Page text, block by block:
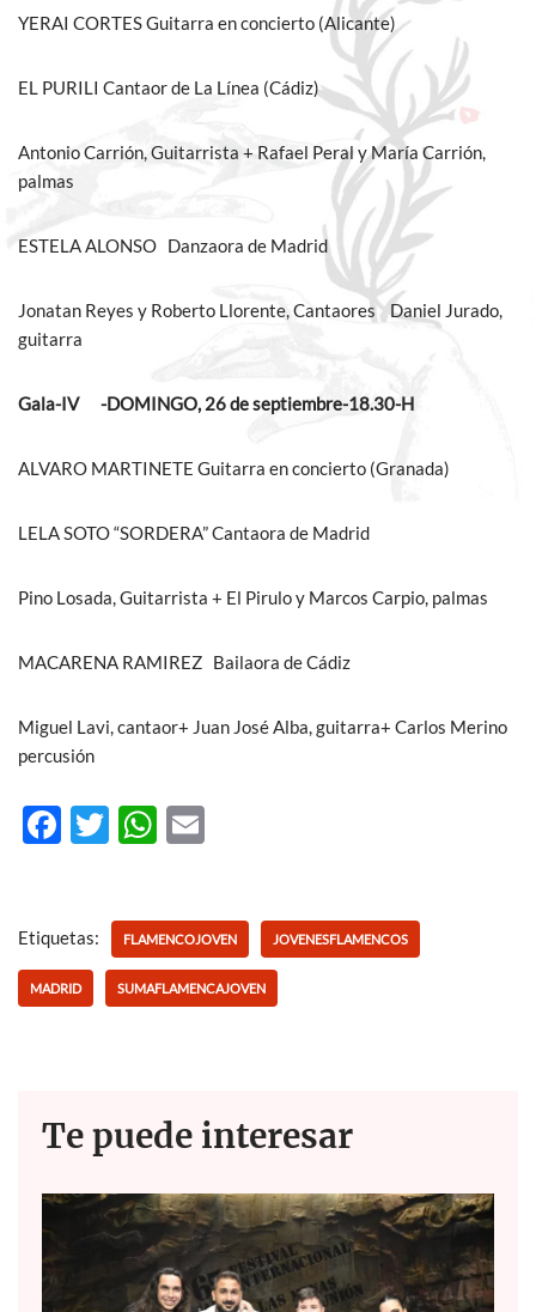
YERAI CORTES Guitarra en concierto (Alicante)
EL PURILI Cantaor de La Línea (Cádiz)
Antonio Carrión, Guitarrista + Rafael Peral y María Carrión,
palmas
ESTELA ALONSO Danzaora de Madrid
Jonatan Reyes y Roberto Llorente, Cantaores Daniel Jurado,
guitarra
Gala-IV -DOMINGO, 26 deseptiembre-18.30-H
ALVARO MARTINETE Guitarra en concierto (Granada)
LELA SOTO “SORDERA” Cantaora de Madrid
Pino Losada, Guitarrista + El Pirulo y Marcos Carpio, palmas
MACARENA RAMIREZ Bailaora de Cádiz
Miguel Lavi, cantaor+ Juan José Alba, guitarra+ Carlos Merino
percusión
F
b
o
o
T
er
W
s
A
p
Etiquetas: FLAMENCOJOVEN JOVENESFLAMENCOS
MADRID SUMAFLAMENCAJOVEN
Te puede interesar